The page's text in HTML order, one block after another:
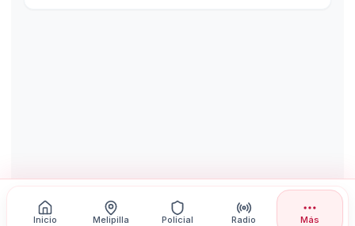
Inicio Melipilla Policial Radio Más